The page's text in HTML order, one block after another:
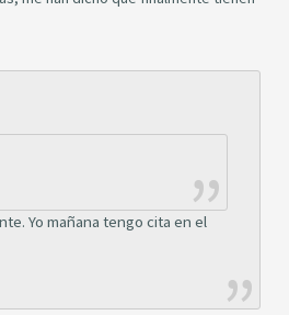
Yo mañana tengo cita en el